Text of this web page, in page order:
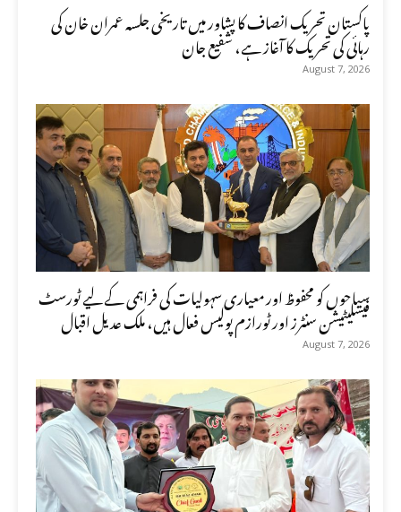
پاکستان تحریک انصاف کا پشاور میں تاریخی جلسہ عمران خان کی
رہائی کی تحریک کا آغاز ہے، شفیع جان
August 7, 2026
سیاحوں کو محفوظ اور معیاری سہولیات کی فراہمی کے لیے ٹورسٹ
فیسلیٹیشن سنٹرز اور ٹورازم پولیس فعال ہیں، ملک عدیل اقبال
August 7, 2026